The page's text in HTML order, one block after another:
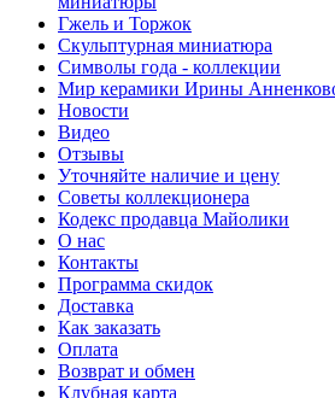
Гжель и Торжок
Скульптурная миниатюра
Символы года - коллекции
Мир керамики Ирины
Новости
Видео
Отзывы
Уточняйте наличие и цену
Советы коллекционера
Кодекс продавца Майолики
О нас
Контакты
Программа скидок
Доставка
Как заказать
Оплата
Возврат и обмен
Клубная карта